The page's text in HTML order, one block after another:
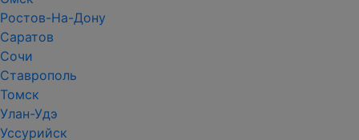
Ростов-На-Дону
Саратов
Сочи
Ставрополь
Томск
Улан-Удэ
Уссурийск